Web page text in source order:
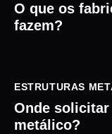
O que os
fazem?
ESTRUTURAS
Onde
metálico?